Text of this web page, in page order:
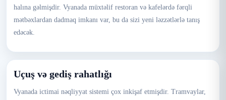
halına gəlmişdir. Vyanada müxtəlif restoran və kafelərdə fərqli
mətbəxlardan dadmaq imkanı var, bu da sizi yeni ləzzətlərlə tanış
edəcək.
Uçuş və gediş rahatlığı
Vyanada ictimai nəqliyyat sistemi çox inkişaf etmişdir. Tramvaylar,